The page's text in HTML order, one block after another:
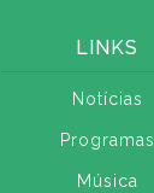
LINKS
Notícias
Programas
Música